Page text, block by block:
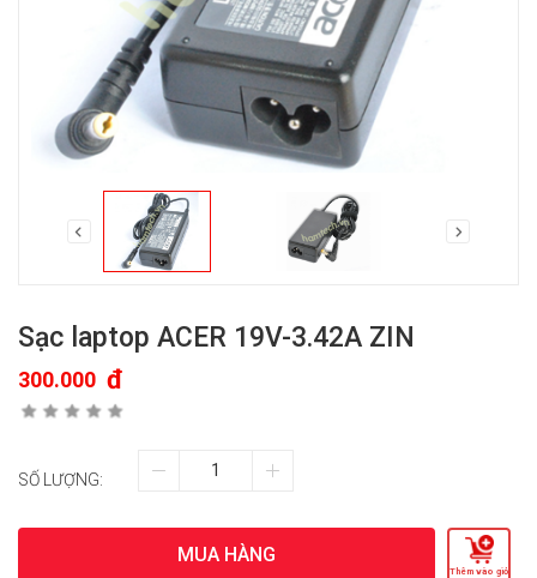
Sạc laptop ACER 19V-3.42A ZIN
300.000 đ
SỐ LƯỢNG:
MUA HÀNG
Thêm vào giỏ